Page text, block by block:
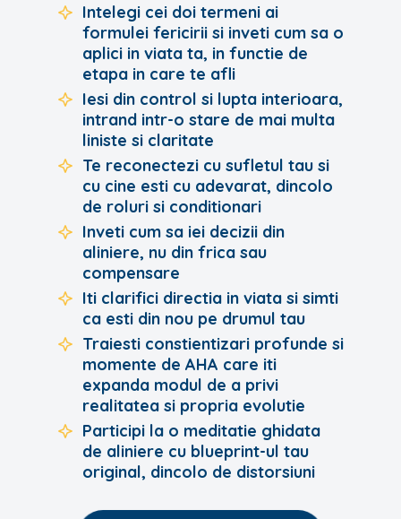
Intelegi cei doi termeni ai
formulei fericirii si inveti cum sa o
aplici in viata ta, in functie de
etapa in care te afli
Iesi din control si lupta interioara,
intrand intr-o stare de mai multa
liniste si claritate
Te reconectezi cu sufletul tau si
cu cine esti cu adevarat, dincolo
de roluri si conditionari
Inveti cum sa iei decizii din
aliniere, nu din frica sau
compensare
Iti clarifici directia in viata si simti
ca esti din nou pe drumul tau
Traiesti constientizari profunde si
momente de AHA care iti
expanda modul de a privi
realitatea si propria evolutie
Participi la o meditatie ghidata
de aliniere cu blueprint-ul tau
original, dincolo de distorsiuni